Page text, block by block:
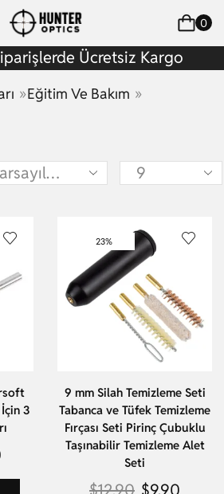
0
Ücretsiz Kargo
»Eğitim Ve Bakım »
3
23%
9 mm Silah Temizleme Seti
Tabanca ve Tüfek Temizleme
Fırçası Seti Pirinç Çubuklu
Taşınabilir Temizleme Alet
Seti